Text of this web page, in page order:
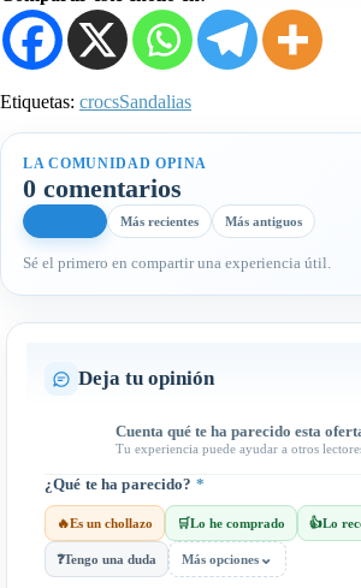
Etiquetas: crocsSandalias
LA COMUNIDAD OPINA
0 comentarios
Más recientes Más antiguos
Sé el primero en compartir una experiencia útil.
Deja tu opinión
Cuenta qué te ha parecido esta
Tu experiencia puede ayudar a otros
¿Qué te ha parecido? *
🔥Es un chollazo 🛒Lo he comprado 👍Lo
❓Tengo una duda Más opciones ⌄